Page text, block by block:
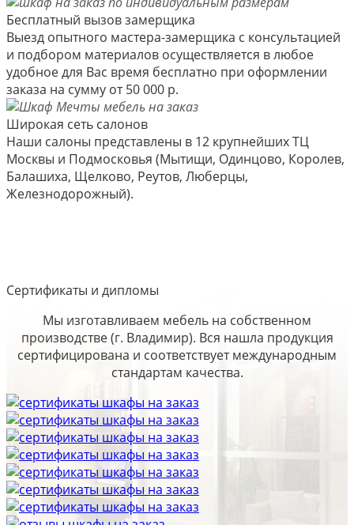
Бесплатный вызов замерщика
Выезд опытного мастера-замерщика с консультацией
и подбором материалов осуществляется в любое
удобное для Вас время бесплатно при оформлении
заказа на сумму от 50 000 р.
Широкая сеть салонов
Наши салоны представлены в 12 крупнейших ТЦ
Москвы и Подмосковья (Мытищи, Одинцово, Королев,
Балашиха, Щелково, Реутов, Люберцы,
Железнодорожный).
Сертификаты и дипломы
Мы изготавливаем мебель на собственном
производстве (г. Владимир). Вся нашла продукция
сертифицирована и соответствует международным
стандартам качества.